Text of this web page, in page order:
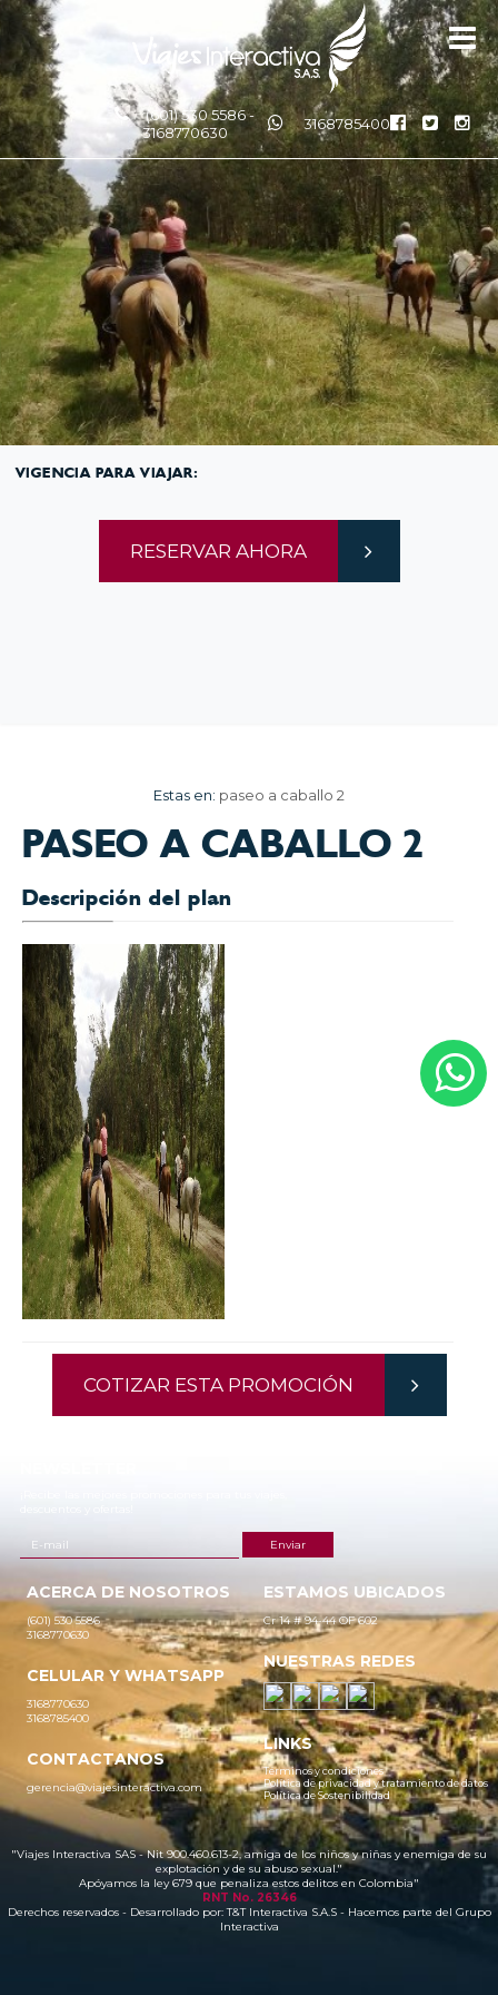
(601) 530 5586 -
3168770630
3168785400
Estas en: paseo a caballo 2
PASEO A CABALLO 2
Descripción del plan
COTIZAR ESTA PROMOCIÓN
VIGENCIA PARA VIAJAR:
RESERVAR AHORA
ACERCA DE NOSOTROS
(601) 530 5586
3168770630
CELULAR Y WHATSAPP
3168770630
3168785400
CONTACTANOS
gerencia@viajesinteractiva.com
ESTAMOS UBICADOS
Cr 14 # 94-44 OF 602
NUESTRAS REDES
LINKS
Términos y condiciones
Política de privacidad y tratamiento de datos
Política de Sostenibilidad
"Viajes Interactiva SAS - Nit 900.460.613-2, amiga de los niños y niñas y enemiga de su
explotación y de su abuso sexual."
Apóyamos la ley 679 que penaliza estos delitos en Colombia"
RNT No. 26346
Derechos reservados - Desarrollado por:T&T Interactiva S.A.S- Hacemos parte del Grupo
Interactiva